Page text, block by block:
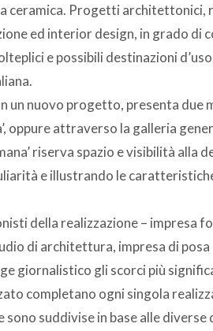
ceramica. Progetti architettonici,
ed interior design, in grado di
e possibili destinazioni
un nuovo progetto, presenta due
oppure attraverso la galleria
riserva spazio e visibilità alla
e illustrando le
della realizzazione – impresa
di architettura, impresa di
giornalistico gli scorci più
completano ogni singola
suddivise in base alle diverse